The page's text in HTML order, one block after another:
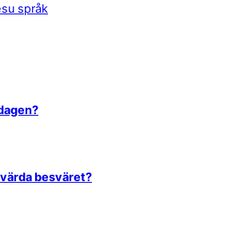
språk
besväret?